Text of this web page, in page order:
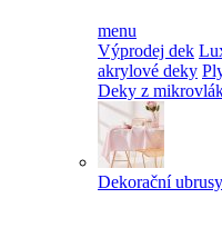
menu
Výprodej dek
akrylové deky
Deky z
Dekorační ubrusy